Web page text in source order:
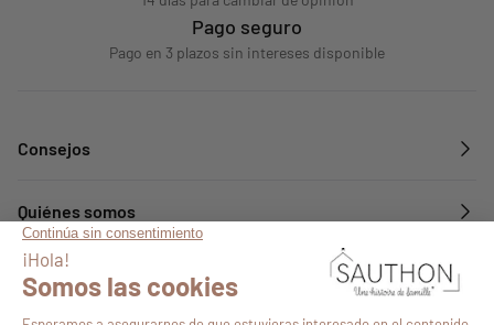
Pago seguro
Pago en 3 plazos sin intereses disponible
Consejos
Quiénes somos
Servicios